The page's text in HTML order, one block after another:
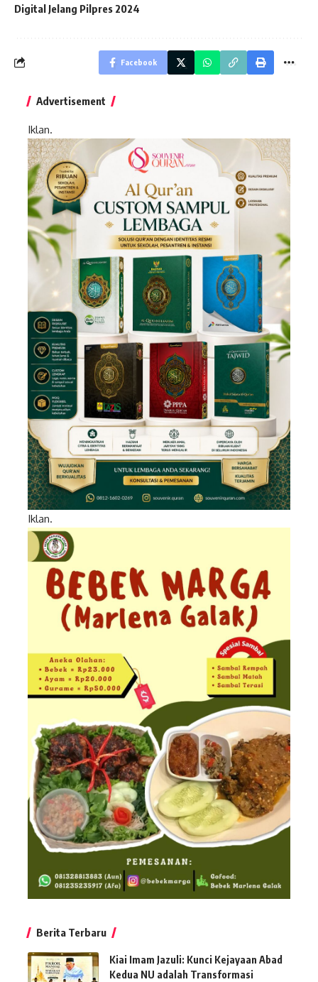
Digital Jelang Pilpres 2024
Facebook
Advertisement
Iklan.
Iklan.
Berita Terbaru
Kiai Imam Jazuli: Kunci Kejayaan Abad
Kedua NU adalah Transformasi